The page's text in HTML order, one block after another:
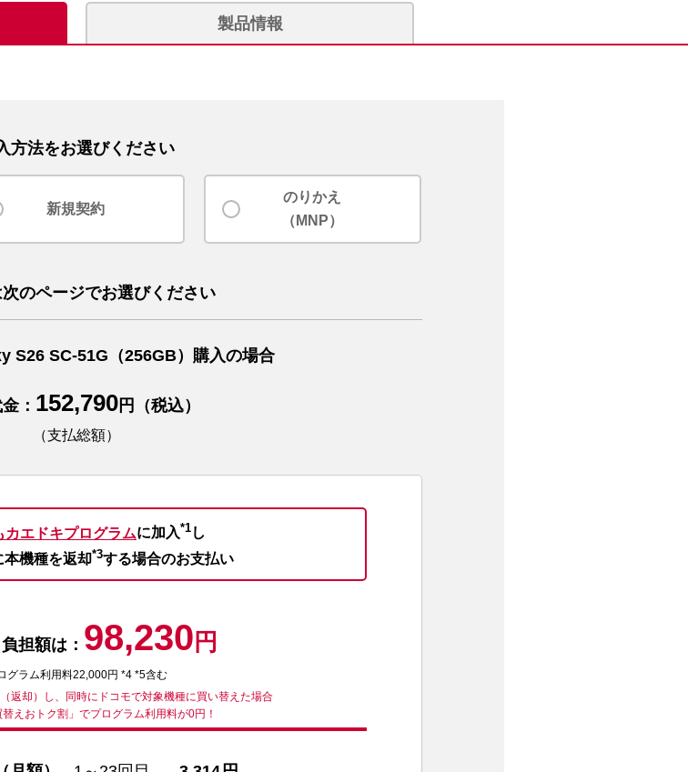
製品情報
方法をお選びください
新規契約
のりかえ
（MNP）
のページでお選びください
S26 SC-51G（256GB）購入の場合
： 152,790円（税込）
（支払総額）
カエドキプログラムに加入*1 し
本機種を返却*3する場合のお支払い
担額は： 98,230 円
グラム利用料22,000円 *4 *5含む
返却）し、同時にドコモで対象機種に買い替えた場合
替えおトク割」でプログラム利用料が0円！